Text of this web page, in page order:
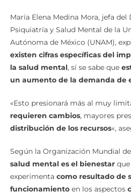
María Elena Medina Mora, jefa
Psiquiatría y Salud Mental de la
Autónoma de México (UNAM),
existen cifras específicas del
la salud mental, sí se sabe que
«Esto presionará más al muy
requieren cambios , mayores
Según la Organización Mundial de
salud mental es el bienestar que
experimentacomo resultado de